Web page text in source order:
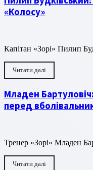
«Колосу»
Капітан «Зорі» Пилип
Читати далі
Младен
перед
Тренер «Зорі» Младен
Читати далі